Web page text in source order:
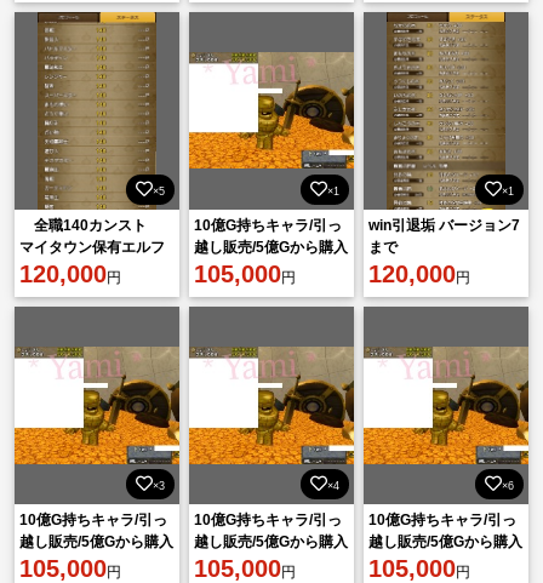
×5
全職140カンスト
マイタウン保有エルフ
♀
120,000円
×1
10億G持ちキャラ/引っ
越し販売/5億Gから購入
可
105,000円
×1
win引退垢 バージョン7
まで
120,000円
×3
10億G持ちキャラ/引っ
越し販売/5億Gから購入
可
105,000円
×4
10億G持ちキャラ/引っ
越し販売/5億Gから購入
可
105,000円
×6
10億G持ちキャラ/引っ
越し販売/5億Gから購入
可
105,000円